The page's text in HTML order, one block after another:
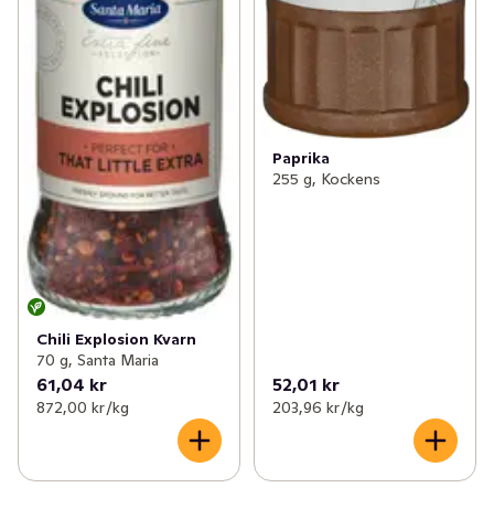
Chili Explosion Kvarn
70 g, Santa Maria
61,04 kr
872,00 kr /kg
Paprika
255 g, Kockens
52,01 kr
203,96 kr /kg